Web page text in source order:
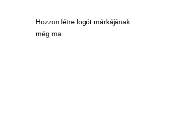
Hozzon létre logót márkájának
még ma